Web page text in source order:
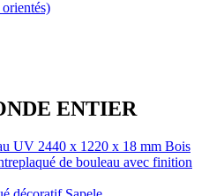
ENTIER